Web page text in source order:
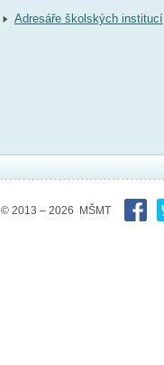
Adresáře školských institucí
© 2013 – 2026 MŠMT